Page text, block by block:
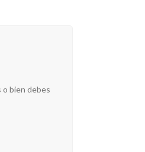
bien debes